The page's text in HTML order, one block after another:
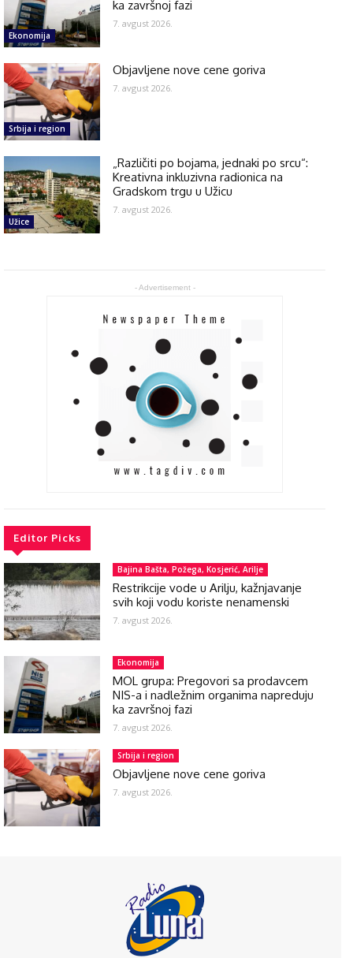
Ekonomija
ka završnoj fazi
7. avgust 2026.
Srbija i region
Objavljene nove cene goriva
7. avgust 2026.
Užice
„Različiti po bojama, jednaki po srcu“:
Kreativna inkluzivna radionica na
Gradskom trgu u Užicu
7. avgust 2026.
- Advertisement -
Editor Picks
Bajina Bašta, Požega, Kosjerić, Arilje
Restrikcije vode u Arilju, kažnjavanje
svih koji vodu koriste nenamenski
7. avgust 2026.
Ekonomija
MOL grupa: Pregovori sa prodavcem
NIS-a i nadležnim organima napreduju
ka završnoj fazi
7. avgust 2026.
Srbija i region
Objavljene nove cene goriva
7. avgust 2026.